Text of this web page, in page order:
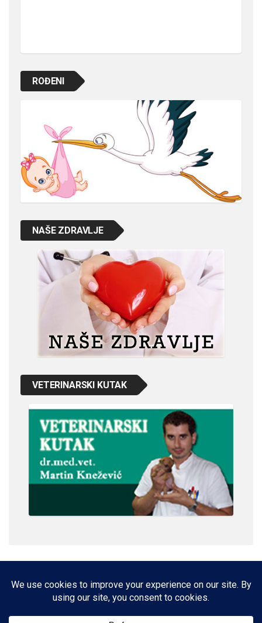
ROĐENI
NAŠE ZDRAVLJE
VETERINARSKI KUTAK
IMPRESSUM